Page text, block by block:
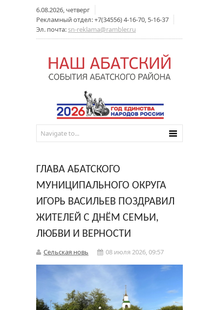
6.08.2026, четверг
Рекламный отдел: +7(34556) 4-16-70, 5-16-37
Эл. почта: sn-reklama@rambler.ru
ГЛАВА АБАТСКОГО
МУНИЦИПАЛЬНОГО ОКРУГА
ИГОРЬ ВАСИЛЬЕВ ПОЗДРАВИЛ
ЖИТЕЛЕЙ С ДНЁМ СЕМЬИ,
ЛЮБВИ И ВЕРНОСТИ
Сельская новь 08 июля 2026, 09:57